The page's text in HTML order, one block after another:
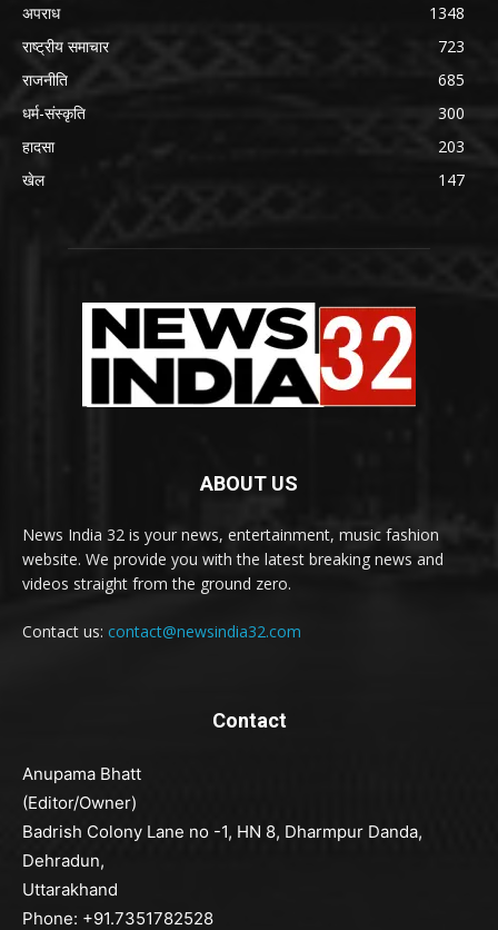
अपराध
1348
राष्ट्रीय समाचार
723
राजनीति
685
धर्म-संस्कृति
300
हादसा
203
खेल
147
ABOUT US
News India 32 is your news, entertainment, music fashion
website. We provide you with the latest breaking news and
videos straight from the ground zero.
Contact us: contact@newsindia32.com
Contact
Anupama Bhatt
(Editor/Owner)
Badrish Colony Lane no -1, HN 8, Dharmpur Danda,
Dehradun,
Uttarakhand
Phone: +91.7351782528